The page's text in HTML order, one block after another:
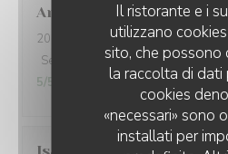
Il ristorante e i
utilizzano
sito, che possono
la raccolta di dati
cookies
«necessari» sono
installati per
Anouk
2026-08-02
- 13:00 - Ospiti 3
Servizio
/5 Atmosfera:5/5
5/5